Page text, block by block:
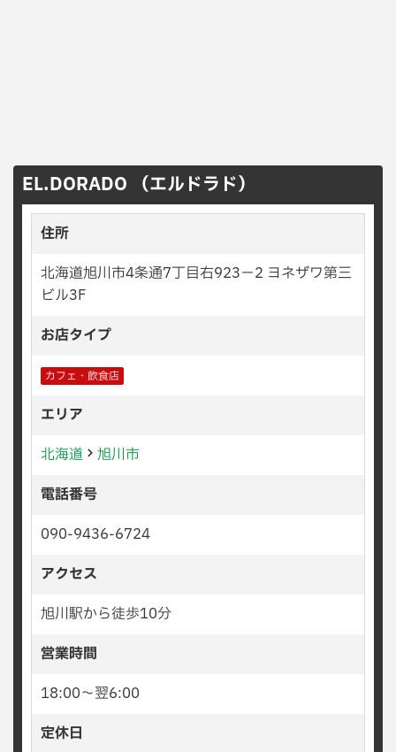
EL.DORADO （エルドラド）
住所
北海道旭川市4条通7丁目右923−2 ヨネザワ第三
ビル3F
お店タイプ
カフェ・飲食店
エリア
北海道
旭川市
電話番号
090-9436-6724
アクセス
旭川駅から徒歩10分
営業時間
18:00〜翌6:00
定休日